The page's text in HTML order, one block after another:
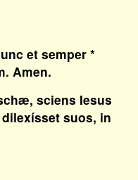
et semper *
Amen.
sciens Iesus
suos, in